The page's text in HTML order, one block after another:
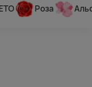
Роза